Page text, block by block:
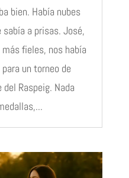
bien. Había nubes
a prisas. José,
fieles, nos había
un torneo de
Raspeig. Nada